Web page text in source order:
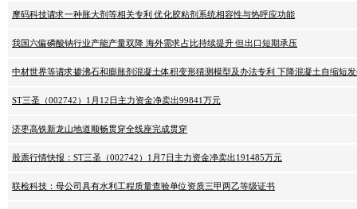
摩码科技请求一种胀大剂等相关专利 优化胶粘剂系统相容性与热呼应功能
我国六偏磷酸钠行业产能产量双降 海外需求占比持续提升 但出口短期承压
中材世界等请求掺沸石和膨胀剂混凝土体积变形猜测模型及办法专利 下降混凝土自缩短
ST三圣（002742）1月12日主力资金净卖出99841万元
济枣高铁新龙山地道顺畅贯穿全线座完成贯穿
股票行情快报：ST三圣（002742）1月7日主力资金净卖出191485万元
联检科技：母公司具有水利工程质量查验单位资质三甲两乙等级证书